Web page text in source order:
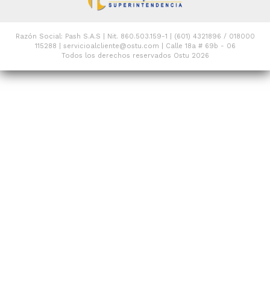
Razón Social: Pash S.A.S | Nit. 860.503.159-1 | (601) 4321896 / 018000
115288 | servicioalcliente@ostu.com | Calle 18a # 69b - 06
Todos los derechos reservados Ostu 2026